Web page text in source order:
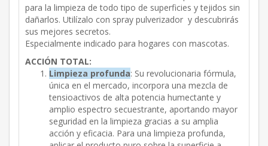
para la limpieza de todo tipo de superficies y tejidos sin
dañarlos. Utilízalo con spray pulverizador y descubrirás
sus mejores secretos.
Especialmente indicado para hogares con mascotas.
ACCIÓN TOTAL:
Limpieza profunda: Su revolucionaria fórmula,
única en el mercado, incorpora una mezcla de
tensioactivos de alta potencia humectante y
amplio espectro secuestrante, aportando mayor
seguridad en la limpieza gracias a su amplia
acción y eficacia. Para una limpieza profunda,